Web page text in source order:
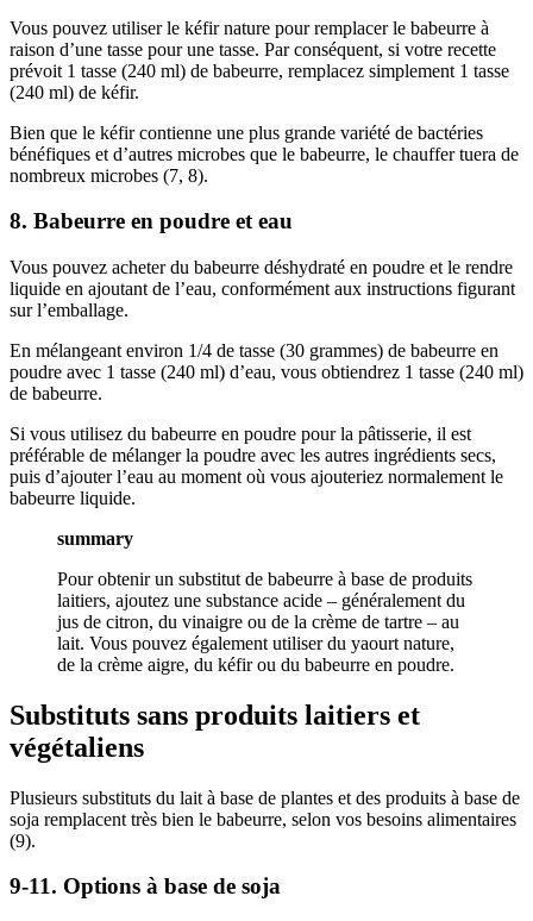
Vous pouvez utiliser le kéfir nature pour remplacer le babeurre à
raison d’une tasse pour une tasse. Par conséquent, si votre recette
prévoit 1 tasse (240 ml) de babeurre, remplacez simplement 1 tasse
(240 ml) de kéfir.
Bien que le kéfir contienne une plus grande variété de bactéries
bénéfiques et d’autres microbes que le babeurre, le chauffer tuera de
nombreux microbes (7, 8).
8. Babeurre en poudre et eau
Vous pouvez acheter du babeurre déshydraté en poudre et le rendre
liquide en ajoutant de l’eau, conformément aux instructions figurant
sur l’emballage.
En mélangeant environ 1/4 de tasse (30 grammes) de babeurre en
poudre avec 1 tasse (240 ml) d’eau, vous obtiendrez 1 tasse (240 ml)
de babeurre.
Si vous utilisez du babeurre en poudre pour la pâtisserie, il est
préférable de mélanger la poudre avec les autres ingrédients secs,
puis d’ajouter l’eau au moment où vous ajouteriez normalement le
babeurre liquide.
summary
Pour obtenir un substitut de babeurre à base de produits
laitiers, ajoutez une substance acide – généralement du
jus de citron, du vinaigre ou de la crème de tartre – au
lait. Vous pouvez également utiliser du yaourt nature,
de la crème aigre, du kéfir ou du babeurre en poudre.
Substituts sans produits laitiers et
végétaliens
Plusieurs substituts du lait à base de plantes et des produits à base de
soja remplacent très bien le babeurre, selon vos besoins alimentaires
(9).
9-11. Options à base de soja